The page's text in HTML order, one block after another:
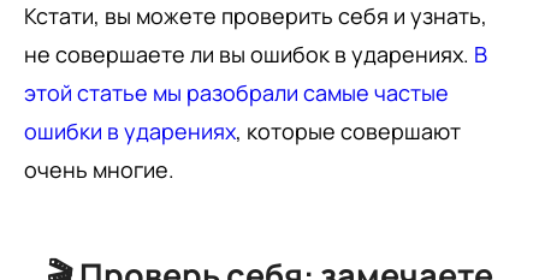
Кстати, вы можете проверить себя и узнать,
не совершаете ли вы ошибок в ударениях. В
этой статье мы разобрали самые частые
ошибки в ударениях, которые совершают
очень многие.